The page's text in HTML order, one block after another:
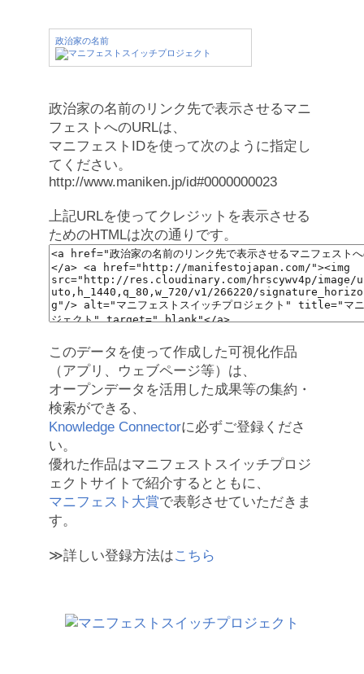
政治家の名前
政治家の名前のリンク先で表示させるマニ
フェストへのURLは、
マニフェストIDを使って次のように指定し
てください。
http://www.maniken.jp/id#0000000023
上記URLを使ってクレジットを表示させる
ためのHTMLは次の通りです。
このデータを使って作成した可視化作品
（アプリ、ウェブページ等）は、
オープンデータを活用した成果等の集約・
検索ができる、
Knowledge Connectorに必ずご登録くださ
い。
優れた作品はマニフェストスイッチプロジ
ェクトサイトで紹介するとともに、
マニフェスト大賞で表彰させていただきま
す。
≫詳しい登録方法はこちら